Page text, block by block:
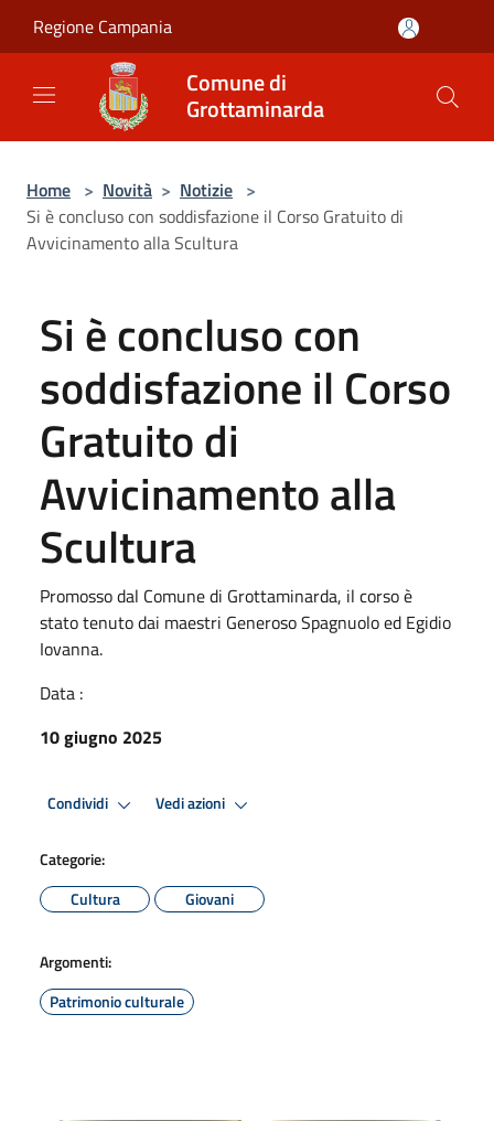
Regione Campania
Comune di
Grottaminarda
Home > Novità > Notizie >
Si è concluso con soddisfazione il Corso Gratuito di
Avvicinamento alla Scultura
Si è concluso con
soddisfazione il Corso
Gratuito di
Avvicinamento alla
Scultura
Promosso dal Comune di Grottaminarda, il corso è
stato tenuto dai maestri Generoso Spagnuolo ed Egidio
Iovanna.
Data :
10 giugno 2025
Condividi Vedi azioni
Categorie:
Cultura
Giovani
Argomenti:
Patrimonio culturale